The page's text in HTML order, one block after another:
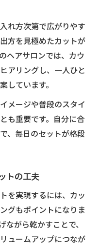
れ方次第で広がりやす
方を見極めたカットが
ヘアサロンでは、カウ
アリングし、一人ひと
しています。
メージや普段のスタイ
も重要です。自分に合
、毎日のセットが格段
トの工夫
を実現するには、カッ
グもポイントになりま
ながら乾かすことで、
ュームアップにつなが